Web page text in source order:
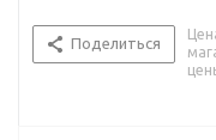
Поделиться